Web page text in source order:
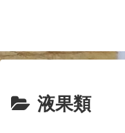
液果類